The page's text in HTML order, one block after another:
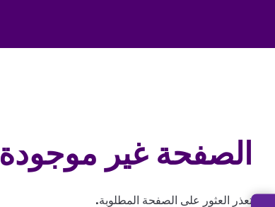
الصفحة غير موجودة
تعذر العثور على الصفحة المطلوبة.